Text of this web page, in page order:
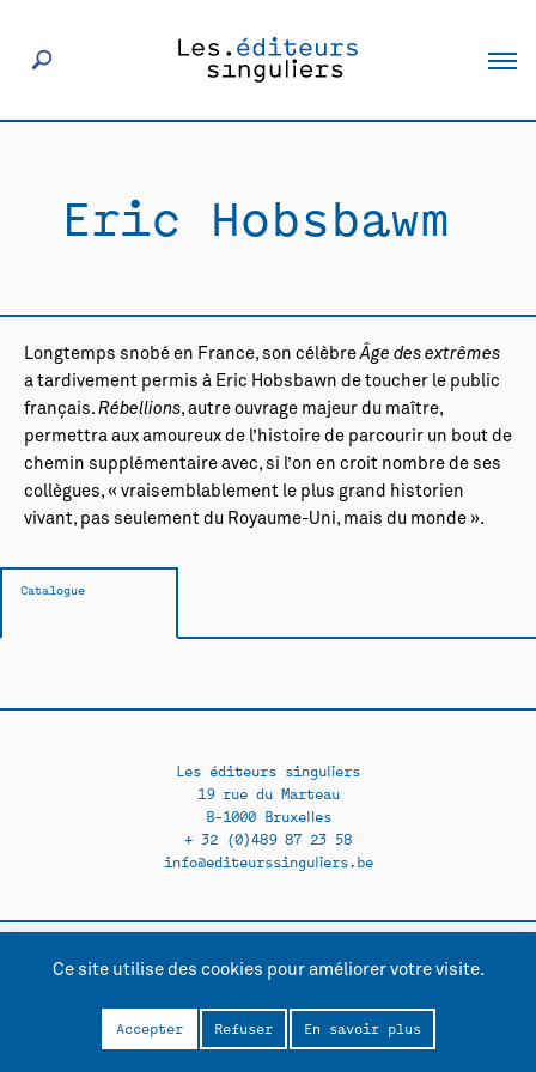
Éditeurs
Actualités
Rencontres
Eric Hobsbawm
Longtemps snobé en France, son célèbreÂge des extrêmes
a tardivement permis à Eric Hobsbawn de toucher le public
français. Rébellions, autre ouvrage majeur du maître,
permettra aux amoureux de l’histoire de parcourir un bout de
chemin supplémentaire avec, si l’on en croit nombre de ses
collègues, « vraisemblablement le plus grand historien
vivant, pas seulement du Royaume-Uni, mais du monde ».
Catalogue
Les éditeurs singuliers
19 rue du Marteau
B-1000 Bruxelles
+ 32 (0)489 87 23 58
info@editeurssinguliers.be
Instagram →
Contact
Politique de confidentialité
Ce site utilise des cookies pour améliorer votre visite.
Accepter Refuser En savoir plus